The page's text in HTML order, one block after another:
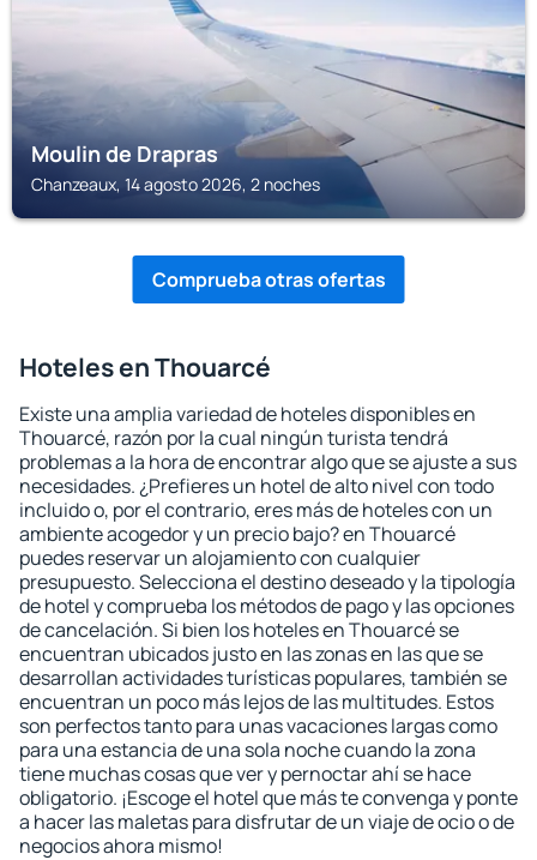
Moulin de Drapras
Chanzeaux, 14 agosto 2026, 2 noches
Comprueba otras ofertas
Hoteles en Thouarcé
Existe una amplia variedad de hoteles disponibles en
Thouarcé, razón por la cual ningún turista tendrá
problemas a la hora de encontrar algo que se ajuste a sus
necesidades. ¿Prefieres un hotel de alto nivel con todo
incluido o, por el contrario, eres más de hoteles con un
ambiente acogedor y un precio bajo? en Thouarcé
puedes reservar un alojamiento con cualquier
presupuesto. Selecciona el destino deseado y la tipología
de hotel y comprueba los métodos de pago y las opciones
de cancelación. Si bien los hoteles en Thouarcé se
encuentran ubicados justo en las zonas en las que se
desarrollan actividades turísticas populares, también se
encuentran un poco más lejos de las multitudes. Estos
son perfectos tanto para unas vacaciones largas como
para una estancia de una sola noche cuando la zona
tiene muchas cosas que ver y pernoctar ahí se hace
obligatorio. ¡Escoge el hotel que más te convenga y ponte
a hacer las maletas para disfrutar de un viaje de ocio o de
negocios ahora mismo!